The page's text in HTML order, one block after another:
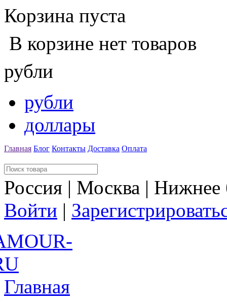
Корзина пуста
В корзине нет товаров
рубли
рубли
доллары
Главная Блог Контакты Доставка Оплата
Россия | Москва |
Войти |
Главная